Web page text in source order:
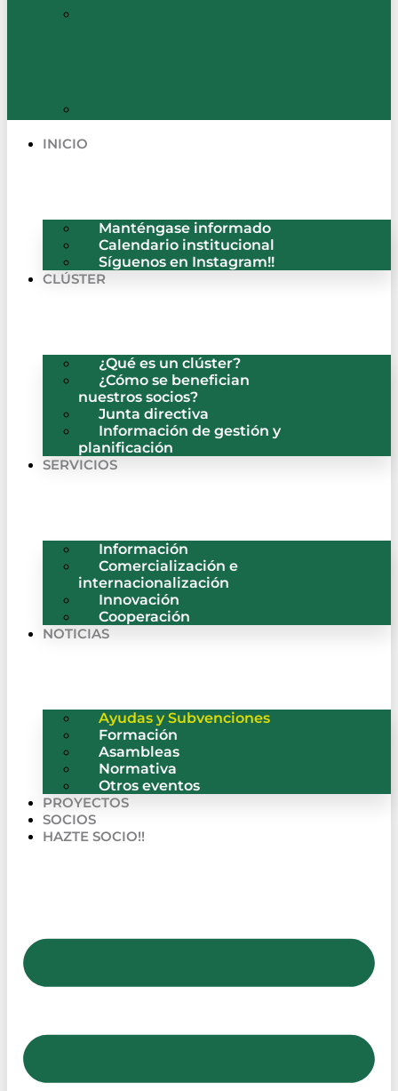
INICIO
Manténgase informado
Calendario institucional
Síguenos en Instagram!!
CLÚSTER
¿Qué es un clúster?
¿Cómo se benefician
nuestros socios?
Junta directiva
Información de gestión y
planificación
SERVICIOS
Información
Comercialización e
internacionalización
Innovación
Cooperación
NOTICIAS
Ayudas y Subvenciones
Formación
Asambleas
Normativa
Otros eventos
PROYECTOS
SOCIOS
HAZTE SOCIO!!